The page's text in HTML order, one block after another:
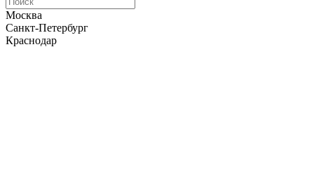
Москва
Санкт-Петербург
Краснодар